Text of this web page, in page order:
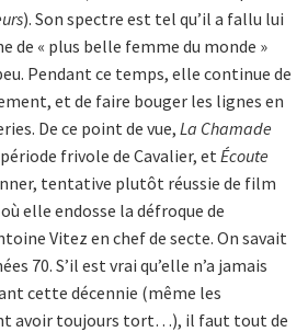
). Son spectre est tel qu’il a fallu lui
de « plus belle femme du monde »
Pendant ce temps, elle continue de
et de faire bouger les lignes en
De ce point de vue, La Chamade
frivole de Cavalier, et Écoute
tentative plutôt réussie de film
elle endosse la défroque de
Vitez en chef de secte. On savait
70. S’il est vrai qu’elle n’a jamais
cette décennie (même les
avoir toujours tort…), il faut tout de